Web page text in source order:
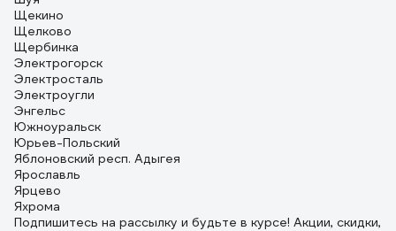
Щекино
Щелково
Щербинка
Электрогорск
Электросталь
Электроугли
Энгельс
Южноуральск
Юрьев-Польский
Яблоновский респ. Адыгея
Ярославль
Ярцево
Яхрома
Подпишитесь на рассылку и будьте в курсе! Акции, скидки,